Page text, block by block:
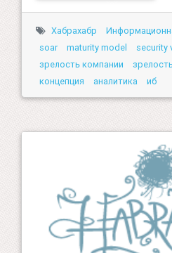
Хабрахабр
soar
maturity model security
зрелость компании
концепция
аналитика иб